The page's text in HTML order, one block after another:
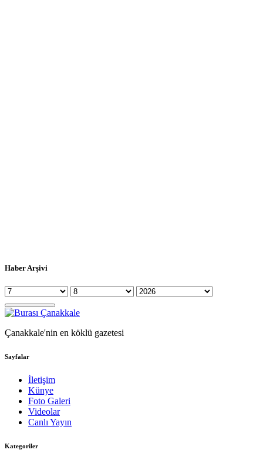
Haber Arşivi
Çanakkale'nin en köklü gazetesi
Sayfalar
İletişim
Künye
Foto Galeri
Videolar
Canlı Yayın
Kategoriler